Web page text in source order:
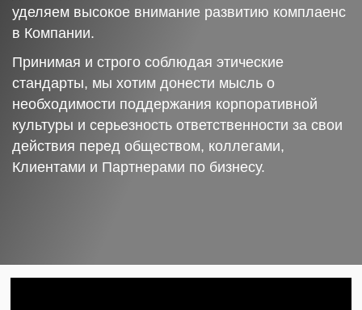
уделяем высокое внимание развитию комплаенс
в Компании.
Принимая и строго соблюдая этические
стандарты, мы хотим донести мысль о
необходимости поддержания корпоративной
культуры и серьезность ответственности за свои
действия перед обществом, коллегами,
Клиентами и Партнерами по бизнесу.